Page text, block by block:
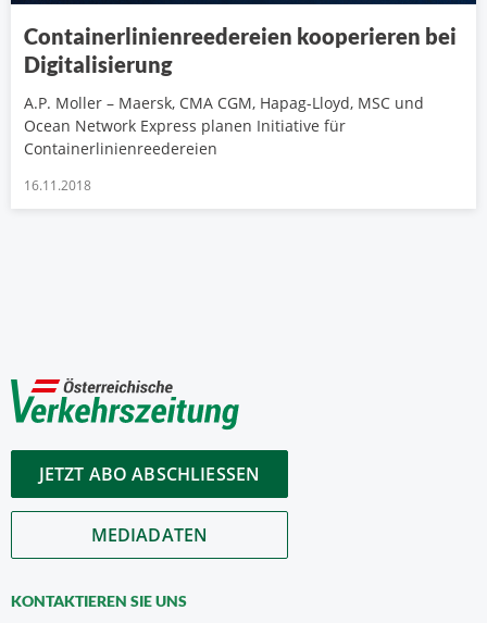
Containerlinienreedereien kooperieren bei
Digitalisierung
A.P. Moller – Maersk, CMA CGM, Hapag-Lloyd, MSC und
Ocean Network Express planen Initiative für
Containerlinienreedereien
16.11.2018
JETZT ABO ABSCHLIESSEN
MEDIADATEN
KONTAKTIEREN SIE UNS